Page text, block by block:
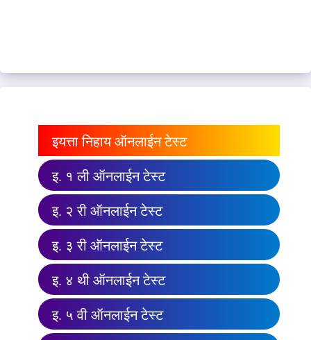
इयत्ता निहाय ऑनलाईन टेस्ट
इ. १ ली ऑनलाईन टेस्ट
इ. २ री ऑनलाईन टेस्ट
इ. ३ री ऑनलाईन टेस्ट
इ. ४ थी ऑनलाईन टेस्ट
इ. ५ वी ऑनलाईन टेस्ट